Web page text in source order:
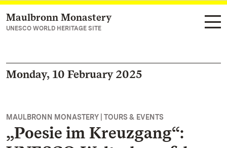
Navigate to main page
Maulbronn Monastery
UNESCO WORLD HERITAGE SITE
Monday, 10 February 2025
MAULBRONN MONASTERY | TOURS & EVENTS
„Poesie im Kreuzgang“: